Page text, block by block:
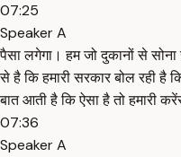
07:25
Speaker A
पैसा लगेगा। हम जो दुकानों से
से है कि हमारी सरकार बोल रही है
बात आती है कि ऐसा है तो हमारी
07:36
Speaker A